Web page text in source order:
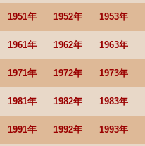
1951年 1952年 1953年
1961年 1962年 1963年
1971年 1972年 1973年
1981年 1982年 1983年
1991年 1992年 1993年